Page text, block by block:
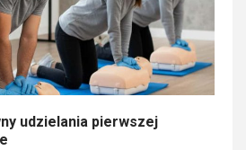
udzielania pierwszej